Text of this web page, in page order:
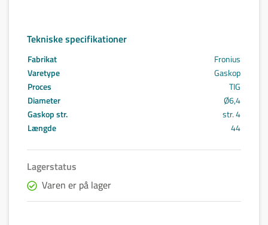
Tekniske specifikationer
Fabrikat
Fronius
Varetype
Gaskop
Proces
TIG
Diameter
Ø6,4
Gaskop str.
str. 4
Længde
44
Lagerstatus
Varen er på lager